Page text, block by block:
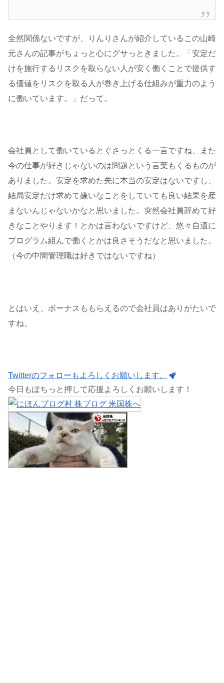
全然関係ないですが、りんりさんが紹介しているこの山崎
元さんの記事がちょっと心にグサっときました。「安定だ
けを施行するリスクを取らない人が安く働くことで提供す
る価値をリスクを取る人が巻き上げる仕組みが重力のよう
に働いています。」だって。
会社員として働いているとぐさっとくる一言ですね、また
今の仕事が好きじゃないのは問題という言葉もくるものが
ありました。安定を求めた先に本当の安定はないですし、
結局安定だけ求めて嫌いなことをしていても良い結果を産
まないんじゃないかなと思いました。突然会社員辞めて好
きなことやります！とかは言わないですけど、悠々自適に
プログラム組んで働くとかは良さそうだなと思いました。
（今の中間管理職は好きではないですね）
とはいえ、ボーナスももらえるので会社員はありがたいで
すね。
Twitterのフォローもよろしくお願いします。
今日もぽちっと押して応援よろしくお願いします！